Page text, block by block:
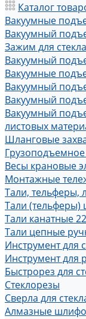
Каталог
Вакуумные
Вакуумный
Зажим для
Вакуумный
Вакуумные
Вакуумный
Вакуумный
Вакуумный
листовых
Шланговые
Весы крановые
Монтажные
Тали, тельферы,
Тали (тельферы)
Тали канатные
Тали цепные
Инструмент для
Инструмент для
Быстрорез для
Стеклорезы
Сверла для
Алмазные